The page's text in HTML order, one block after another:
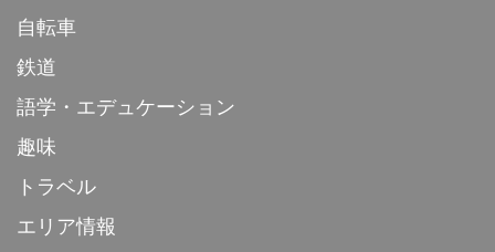
自転車
鉄道
語学・エデュケーション
趣味
トラベル
エリア情報